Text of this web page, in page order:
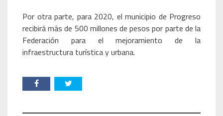
Por otra parte, para 2020, el municipio de Progreso
recibirá más de 500 millones de pesos por parte de la
Federación para el mejoramiento de la
infraestructura turística y urbana.